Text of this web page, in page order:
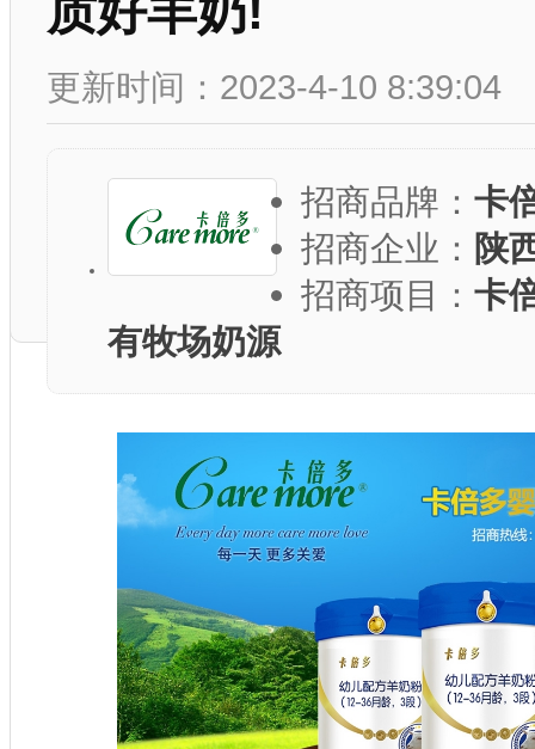
质好羊奶!
更新时间：2023-4-10 8:39:04
招商品牌： 卡
招商企业： 陕
招商项目： 卡
有牧场奶源